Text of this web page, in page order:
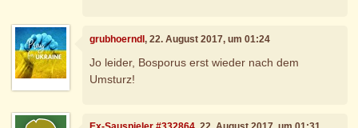
grubhoerndl, 22. August 2017, um 01:24
Jo leider, Bosporus erst wieder nach dem
Umsturz!